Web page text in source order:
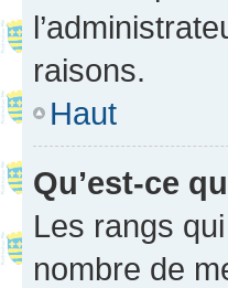
raisons.
Haut
Qu’est-ce
Les rangs
nombre de